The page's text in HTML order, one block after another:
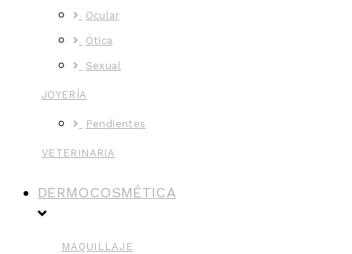
Ocular
Ótica
Sexual
JOYERÍA
Pendientes
VETERINARIA
DERMOCOSMÉTICA
MAQUILLAJE